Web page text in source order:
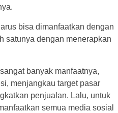
bisa dimanfaatkan dengan
satunya dengan menerapkan
banyak manfaatnya,
menjangkau target pasar
penjualan. Lalu, untuk
semua media sosial